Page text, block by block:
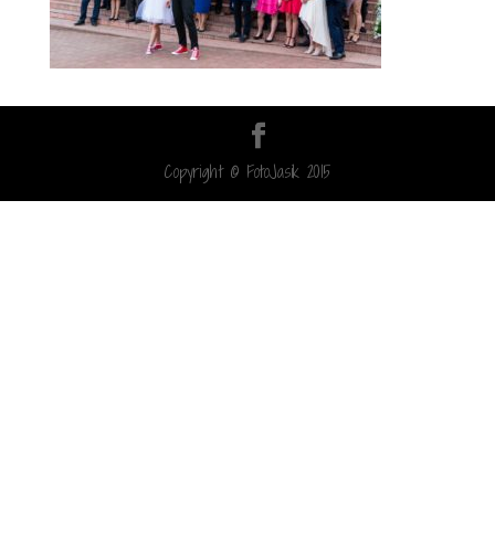
Copyright © FotoJasik 2015